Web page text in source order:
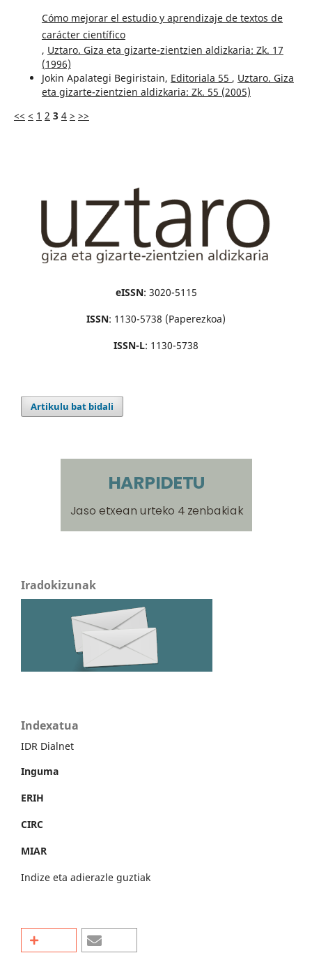
Cómo mejorar el estudio y aprendizaje de textos de
carácter científico
, Uztaro. Giza eta gizarte-zientzien aldizkaria: Zk. 17
(1996)
Jokin Apalategi Begiristain, Editoriala 55 , Uztaro. Giza
eta gizarte-zientzien aldizkaria: Zk. 55 (2005)
<< < 1 2 3 4 > >>
eISSN: 3020-5115
ISSN: 1130-5738 (Paperezkoa)
ISSN-L: 1130-5738
Artikulu bat bidali
Iradokizunak
Indexatua
IDR Dialnet
Inguma
ERIH
CIRC
MIAR
Indize eta adierazle guztiak